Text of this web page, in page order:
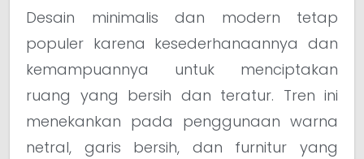
Desain minimalis dan modern tetap
populer karena kesederhanaannya dan
kemampuannya untuk menciptakan
ruang yang bersih dan teratur. Tren ini
menekankan pada penggunaan warna
netral, garis bersih, dan furnitur yang